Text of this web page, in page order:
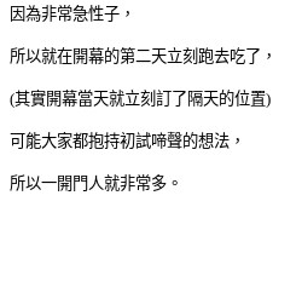
因為非常急性子，
所以就在開幕的第二天立刻跑去吃了，
(其實開幕當天就立刻訂了隔天的位置)
可能大家都抱持初試啼聲的想法，
所以一開門人就非常多。